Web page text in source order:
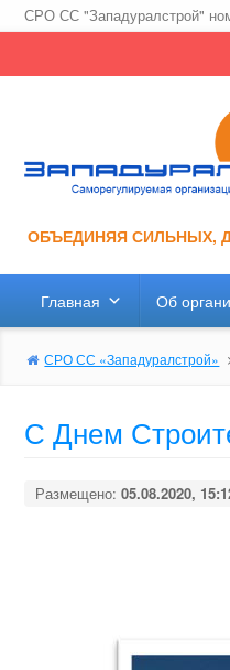
СРО СС "Западуралстрой"
ОБЪЕДИНЯЯ СИЛЬНЫХ,
Главная Об
СРО СС «Западуралстрой»
С Днем
Размещено: 05.08.2020,